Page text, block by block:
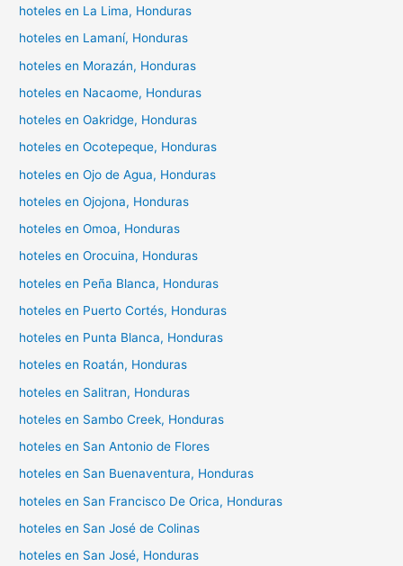
hoteles en La Lima, Honduras
hoteles en Lamaní, Honduras
hoteles en Morazán, Honduras
hoteles en Nacaome, Honduras
hoteles en Oakridge, Honduras
hoteles en Ocotepeque, Honduras
hoteles en Ojo de Agua, Honduras
hoteles en Ojojona, Honduras
hoteles en Omoa, Honduras
hoteles en Orocuina, Honduras
hoteles en Peña Blanca, Honduras
hoteles en Puerto Cortés, Honduras
hoteles en Punta Blanca, Honduras
hoteles en Roatán, Honduras
hoteles en Salitran, Honduras
hoteles en Sambo Creek, Honduras
hoteles en San Antonio de Flores
hoteles en San Buenaventura, Honduras
hoteles en San Francisco De Orica, Honduras
hoteles en San José de Colinas
hoteles en San José, Honduras